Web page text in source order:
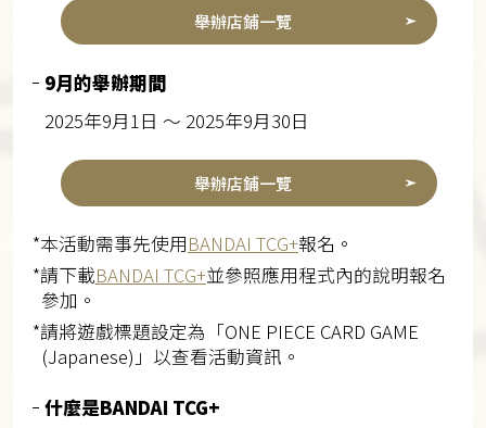
舉辦店鋪一覽
9月的舉辦期間
2025年9月1日 ～ 2025年9月30日
舉辦店鋪一覽
*本活動需事先使用BANDAI TCG+報名。
*請下載BANDAI TCG+並參照應用程式內的說明報名
參加。
*請將遊戲標題設定為「ONE PIECE CARD GAME
(Japanese)」以查看活動資訊。
什麼是BANDAI TCG+